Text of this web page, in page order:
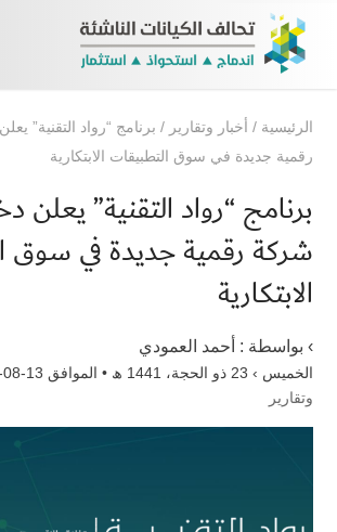
الرئيسية / أخبار وتقارير /
رقمية جديدة في سوق التطبيقات الابتكارية
شركة رقمية جديدة في سوق
الابتكارية
› بواسطة : أحمد العمودي
الخميس › 23 ذو الحجة، 1441 ھ • الموافق 13-08-2020 م •
وتقارير